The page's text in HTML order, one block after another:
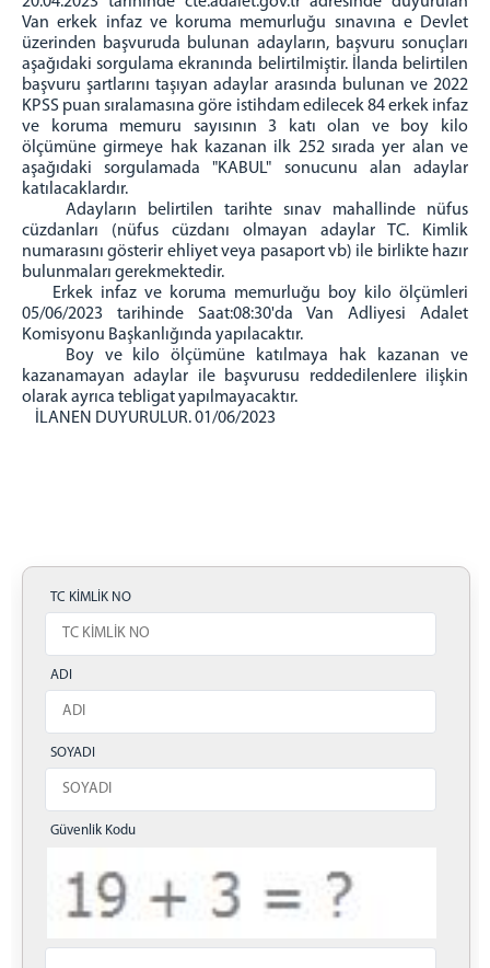
Van erkek infaz ve koruma memurluğu sınavına e Devlet
üzerinden başvuruda bulunan adayların, başvuru sonuçları
aşağıdaki sorgulama ekranında belirtilmiştir. İlanda belirtilen
başvuru şartlarını taşıyan adaylar arasında bulunan ve 2022
KPSS puan sıralamasına göre istihdam edilecek 84 erkek infaz
ve koruma memuru sayısının 3 katı olan ve boy kilo
ölçümüne girmeye hak kazanan ilk 252 sırada yer alan ve
aşağıdaki sorgulamada "KABUL" sonucunu alan adaylar
katılacaklardır.
Adayların belirtilen tarihte sınav mahallinde nüfus
cüzdanları (nüfus cüzdanı olmayan adaylar TC. Kimlik
numarasını gösterir ehliyet veya pasaport vb) ile birlikte hazır
bulunmaları gerekmektedir.
Erkek infaz ve koruma memurluğu boy kilo ölçümleri
05/06/2023 tarihinde Saat:08:30'da Van Adliyesi Adalet
Komisyonu Başkanlığında yapılacaktır.
Boy ve kilo ölçümüne katılmaya hak kazanan ve
kazanamayan adaylar ile başvurusu reddedilenlere ilişkin
olarak ayrıca tebligat yapılmayacaktır.
İLANEN DUYURULUR. 01/06/2023
TC KİMLİK NO
ADI
SOYADI
Güvenlik Kodu